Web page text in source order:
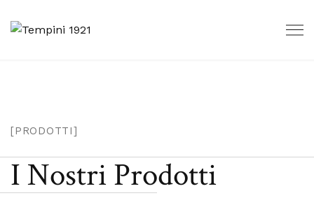
[PRODOTTI]
I Nostri Prodotti